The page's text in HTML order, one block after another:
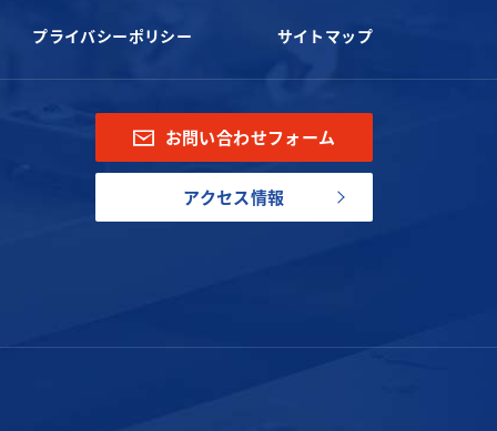
プライバシーポリシー サイトマップ
お問い合わせフォーム
アクセス情報